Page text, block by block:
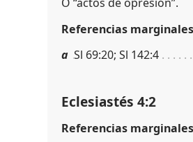
Referencias marginales
a Sl 69:20; Sl 142:4
Eclesiastés 4:2
Referencias marginales